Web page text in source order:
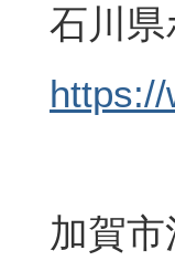
石川
加賀